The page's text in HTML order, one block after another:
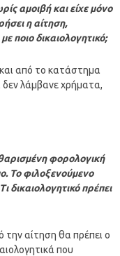
αμοιβή και είχε μόνο
η αίτηση,
ποιο δικαιολογητικό;
από το κατάστημα
λάμβανε χρήματα,
φορολογική
Το φιλοξενούμενο
δικαιολογητικό πρέπει
την αίτηση θα πρέπει ο
που